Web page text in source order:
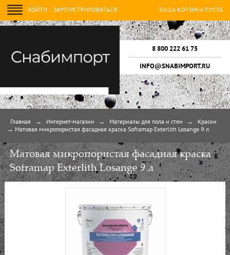
ВОЙТИ ЗАРЕГИСТРИРОВАТЬСЯ ВАША КОРЗИНА ПУСТА
8 800 222 61 75
INFO@SNABIMPORT.RU
Главная → Интернет-магазин → Материалы для пола и стен →
Краски
→
Матовая микропористая фасадная краска Soframap Exterlith Losange 9 л
Матовая микропористая фасадная краска
Soframap Exterlith Losange 9 л